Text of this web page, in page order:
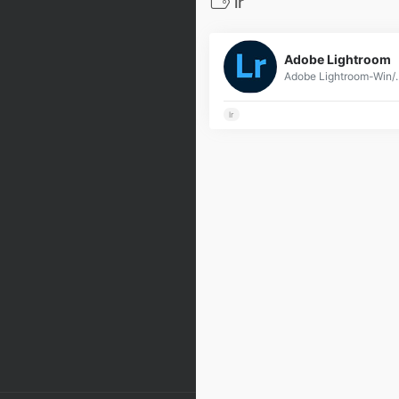
Adobe Lightroom
Adobe
lr